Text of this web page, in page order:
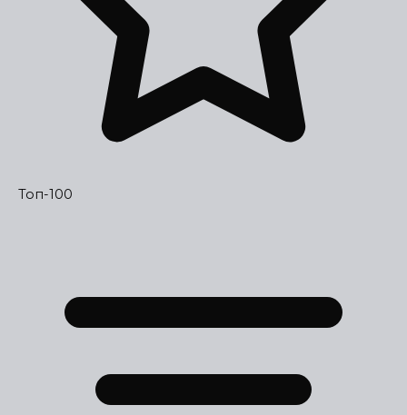
Топ-100